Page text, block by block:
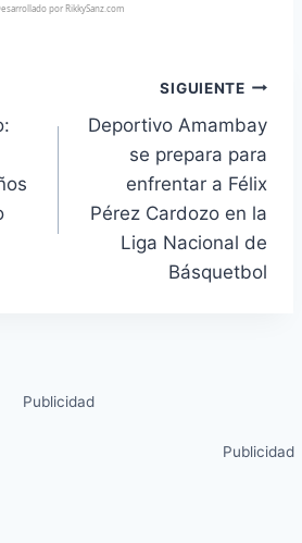
por RikkySanz.com
SIGUIENTE
Deportivo Amambay
se prepara para
enfrentar a Félix
Pérez Cardozo en la
Liga Nacional de
Básquetbol
Publicidad
Publicidad